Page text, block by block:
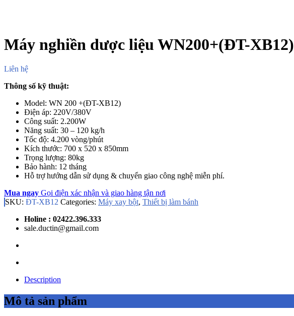
Máy nghiền dược liệu WN200+(ĐT-XB12)
Liên hệ
Thông số kỹ thuật:
Model: WN 200 +(ĐT-XB12)
Điện áp: 220V/380V
Công suất: 2.200W
Năng suất: 30 – 120 kg/h
Tốc độ: 4.200 vòng/phút
Kích thước: 700 x 520 x 850mm
Trọng lượng: 80kg
Bảo hành: 12 tháng
Hỗ trợ hướng dẫn sử dụng & chuyển giao công nghệ miễn phí.
Mua ngay Gọi điện xác nhận và giao hàng tận nơi
SKU: ĐT-XB12 Categories: Máy xay bột, Thiết bị làm bánh
Holine : 02422.396.333
sale.ductin@gmail.com
Description
Mô tả sản phẩm